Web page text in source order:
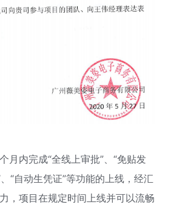
月内完成“全线上审批”、“免贴发
“自动生凭证”等功能的上线，经汇
，项目在规定时间上线并可以流畅